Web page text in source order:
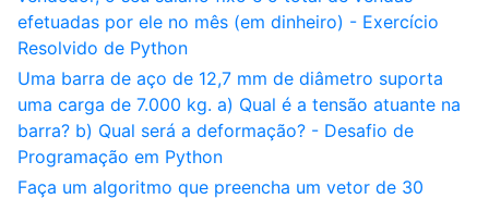
efetuadas por ele no mês (em dinheiro) - Exercício
Resolvido de Python
Uma barra de aço de 12,7 mm de diâmetro suporta
uma carga de 7.000 kg. a) Qual é a tensão atuante na
barra? b) Qual será a deformação? - Desafio de
Programação em Python
Faça um algoritmo que preencha um vetor de 30